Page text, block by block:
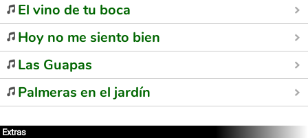
El vino de tu boca
Hoy no me siento bien
Las Guapas
Palmeras en el jardín
Extras